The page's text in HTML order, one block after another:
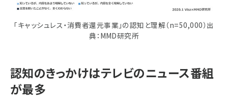
「キャッシュレス・消費者還元事業」の認知と理解（n=50,000）出
典：MMD研究所
認知のきっかけはテレビのニュース番組
が最多